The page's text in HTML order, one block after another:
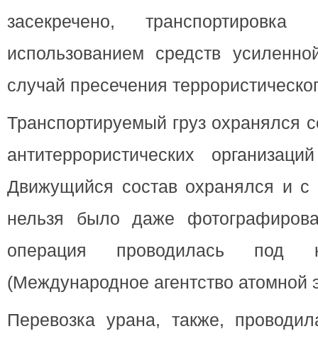
засекречено,
использованием средств
случай пресечения
Транспортируемый груз охранялся
антитеррористических
Движущийся состав охранялся и с
нельзя было даже
операция проводилась под
(Международное агентство атомной
Перевозка урана, также,